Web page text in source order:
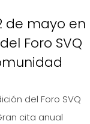
de mayo en
Foro SVQ
del Foro SVQ
cita anual